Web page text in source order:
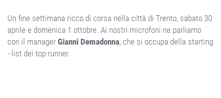
Un fine settimana ricco di corsa nella città di Trento, sabato 30
aprile e domenica 1 ottobre. Ai nostri microfoni ne parliamo
con il manager Gianni Demadonna, che si occupa della starting
- list dei top runner.